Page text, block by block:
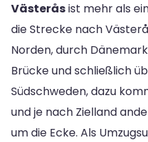
Västeråsist mehr als
die Strecke nach
Norden, durch
Brücke und schließlich
Südschweden, dazu
und je nach Zielland
um die Ecke. Als